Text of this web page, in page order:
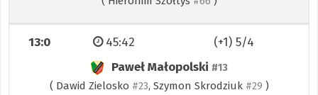
13:0
Paweł Małopolski #13
( Dawid Zielosko #23, Szymon Skrodziuk #29 )
(+1) 5/4
45:42